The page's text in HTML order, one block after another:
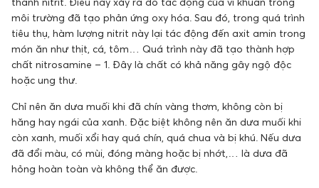
môi trường đã tạo phản ứng oxy hóa. Sau đó, trong quá trình
tiêu thụ, hàm lượng nitrit này lại tác động đến axit amin trong
món ăn như thịt, cá, tôm… Quá trình này đã tạo thành hợp
chất nitrosamine – 1. Đây là chất có khả năng gây ngộ độc
hoặc ung thư.
Chỉ nên ăn dưa muối khi đã chín vàng thơm, không còn bị
hăng hay ngái của xanh. Đặc biệt không nên ăn dưa muối khi
còn xanh, muối xổi hay quá chín, quá chua và bị khú. Nếu dưa
đã đổi màu, có mùi, đóng màng hoặc bị nhớt,… là dưa đã
hỏng hoàn toàn và không thể ăn được.